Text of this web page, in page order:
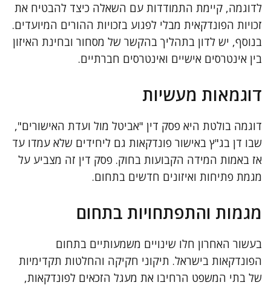
לדוגמה, קיימת התמודדות עם השאלה כיצד להבטיח את
זכויות הפונדקאית מבלי לפגוע בזכויות ההורים המיועדים.
בנוסף, יש לדון בתהליך בהקשר של מסחור ובחינת האיזון
בין אינטרסים אישיים ואינטרסים חברתיים.
דוגמאות מעשיות
דוגמה בולטת היא פסק דין "אביטל מול ועדת האישורים",
שבו דן בג"ץ באישור פונדקאות גם ליחידים שלא עמדו עד
אז באמות המידה הקבועות בחוק. פסק דין זה מצביע על
מגמת פתיחות ואיזונים חדשים בתחום.
מגמות והתפתחויות בתחום
בעשור האחרון חלו שינויים משמעותיים בתחום
הפונדקאות בישראל. תיקוני חקיקה והחלטות תקדימיות
של בתי המשפט הרחיבו את מעגל הזכאים לפונדקאות,